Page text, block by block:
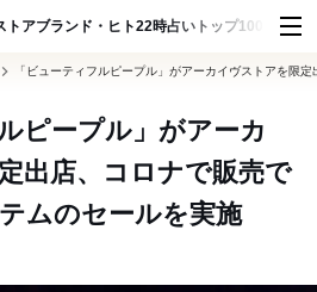
トアブランド・ヒト22時占い トップ100 スナッ
「ビューティフルピープル」がアーカイヴストアを限
ピープル」がアーカ
出店、コロナで販売で
ムのセールを実施